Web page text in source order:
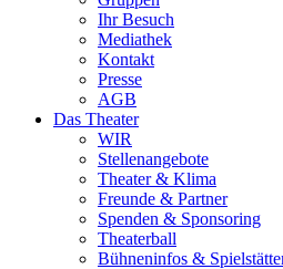
Ihr Besuch
Mediathek
Kontakt
Presse
AGB
Das Theater
WIR
Stellenangebote
Theater & Klima
Freunde & Partner
Spenden & Sponsoring
Theaterball
Bühneninfos &